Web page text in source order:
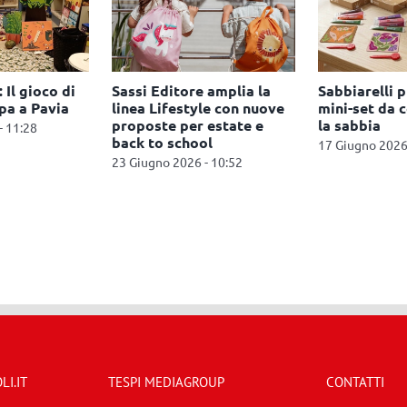
i
con
Toys Center, al via la
campagna per il back to
school 2026
22 Luglio 2026 - 11:45
Faba punta
screen-free
estivi
TESPI MEDIAGROUP CONTATTI